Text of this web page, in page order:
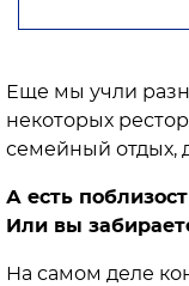
Еще мы учли
некоторых
семейный отдых,
А есть
Или вы
На самом деле